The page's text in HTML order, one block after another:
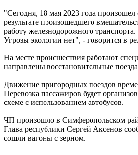
"Сегодня, 18 мая 2023 года произошел
результате произошедшего
работу железнодорожного
Угрозы экологии нет", - говорится в
На месте происшествия работают
направлены восстановительные
Движение пригородных поездов
Перевозка пассажиров будет
схеме с использованием автобусов.
ЧП произошло в Симферопольском
Глава республики Сергей Аксенов
сошли вагоны с зерном.